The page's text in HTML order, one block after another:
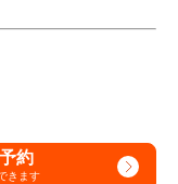
約
きます